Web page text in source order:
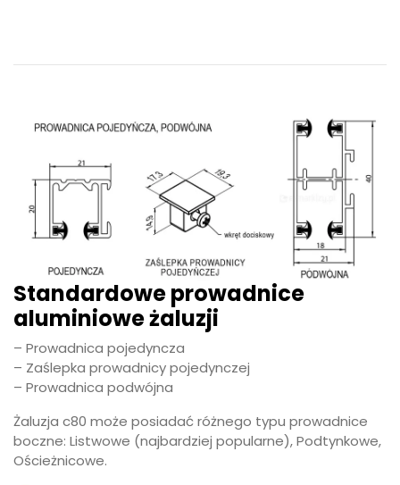
Standardowe prowadnice
aluminiowe żaluzji
– Prowadnica pojedyncza
– Zaślepka prowadnicy pojedynczej
– Prowadnica podwójna
Żaluzja c80 może posiadać różnego typu prowadnice
boczne: Listwowe (najbardziej popularne), Podtynkowe,
Ościeżnicowe.